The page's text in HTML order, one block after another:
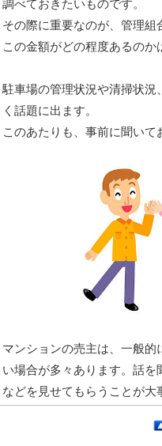
調べておきたいものです。
その際に重要なのが、管理
この金額がどの程度あるの
駐車場の管理状況や清掃状
く話題に出ます。
このあたりも、事前に聞い
マンションの売主は、一般
い場合が多々あります。話
などを見せてもらうことが大